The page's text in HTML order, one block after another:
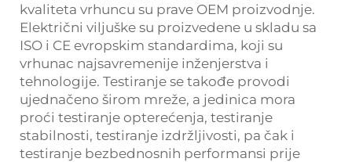
kvaliteta vrhuncu su prave OEM proizvodnje.
Električni viljuške su proizvedene u skladu sa
ISO i CE evropskim standardima, koji su
vrhunac najsavremenije inženjerstva i
tehnologije. Testiranje se takođe provodi
ujednačeno širom mreže, a jedinica mora
proći testiranje opterećenja, testiranje
stabilnosti, testiranje izdržljivosti, pa čak i
testiranje bezbednosnih performansi prije